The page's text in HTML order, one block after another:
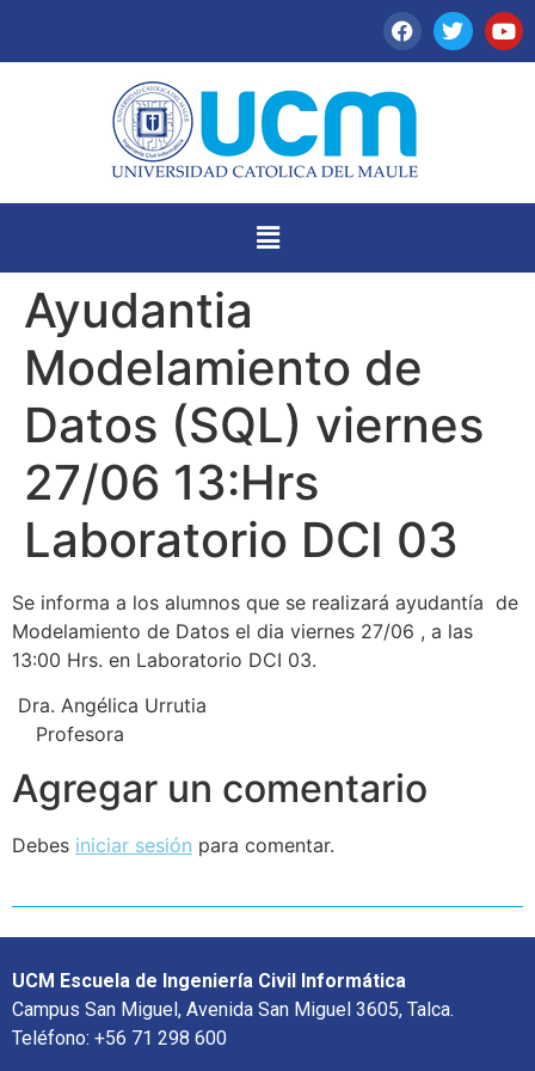
Ayudantia
Modelamiento de
Datos (SQL) viernes
27/06 13:Hrs
Laboratorio DCI 03
Se informa a los alumnos que se realizará ayudantía de
Modelamiento de Datos el dia viernes 27/06 , a las
13:00 Hrs. en Laboratorio DCI 03.
Dra. Angélica Urrutia
Profesora
Agregar un comentario
Debes iniciar sesión para comentar.
UCM Escuela de Ingeniería Civil Informática
Campus San Miguel, Avenida San Miguel 3605, Talca.
Teléfono: +56 71 298 600